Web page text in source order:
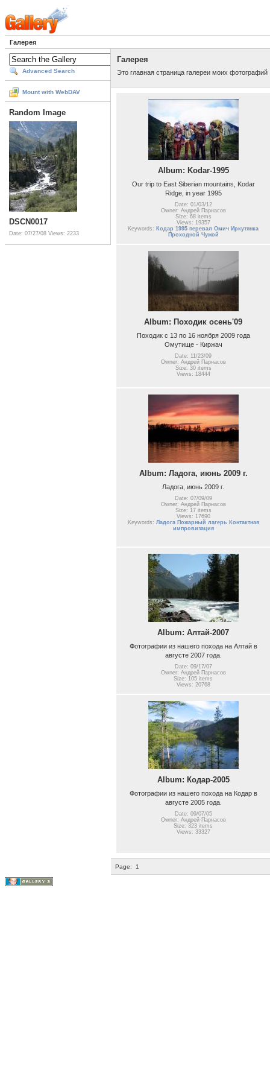
Галерея
Advanced Search
Mount with WebDAV
Random Image
DSCN0017
Date: 07/27/08 Views: 2233
Галерея
Это главная страница галереи моих фотографий
Album: Kodar-1995
Our trip to East Siberian mountains, Kodar
Ridge, in year 1995
Date: 01/03/12
Owner: Андрей Парнасов
Size: 68 items
Views: 19357
Keywords: Кодар 1995 перевал Омич Иркутянка
Проходной Чужой
Album: Походик осень'09
Походик с 13 по 16 ноября 2009 года
Омутище - Киржач
Date: 11/23/09
Owner: Андрей Парнасов
Size: 30 items
Views: 18444
Album: Ладога, июнь 2009 г.
Ладога, июнь 2009 г.
Date: 07/09/09
Owner: Андрей Парнасов
Size: 17 items
Views: 17690
Keywords: Ладога Пожарный лагерь Контактная
импровизация
Album: Алтай-2007
Фотографии из нашего похода на Алтай в
августе 2007 года.
Date: 09/17/07
Owner: Андрей Парнасов
Size: 105 items
Views: 20768
Album: Кодар-2005
Фотографии из нашего похода на Кодар в
августе 2005 года.
Date: 09/07/05
Owner: Андрей Парнасов
Size: 323 items
Views: 33327
Page: 1